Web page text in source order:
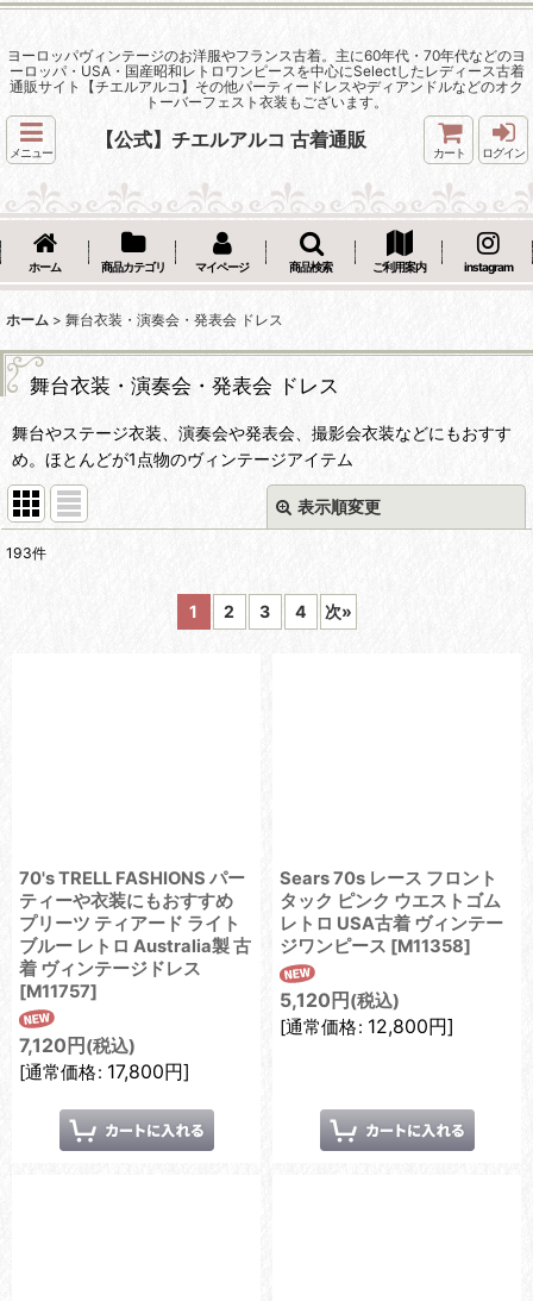
ヨーロッパヴィンテージのお洋服やフランス古着。主に60年代・70年代などのヨ
ーロッパ・USA・国産昭和レトロワンピースを中心にSelectしたレディース古着
通販サイト【チエルアルコ】その他パーティードレスやディアンドルなどのオク
トーバーフェスト衣装もございます。
メニュー
【公式】チエルアルコ 古着通販
カート ログイン
ホーム 商品カテゴリ マイページ 商品検索 ご利用案内 instagram
ホーム > 舞台衣装・演奏会・発表会 ドレス
舞台衣装・演奏会・発表会 ドレス
舞台やステージ衣装、演奏会や発表会、撮影会衣装などにもおすす
め。ほとんどが1点物のヴィンテージアイテム
表示順変更
193件
1 2 3 4 次»
70's TRELL FASHIONS パー
ティーや衣装にもおすすめ
プリーツ ティアード ライト
ブルー レトロ Australia製 古
着 ヴィンテージドレス
[M11757]
7,120 円 (税込)
[通常価格: 17,800円]
Sears 70s レース フロント
タック ピンク ウエストゴム
レトロ USA古着 ヴィンテー
ジワンピース [M11358]
5,120 円 (税込)
[通常価格: 12,800円]